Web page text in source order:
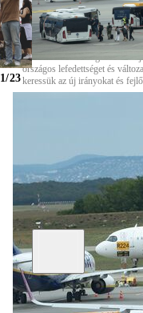
1/23
Portfóliónk minőségi tartalmat
országos lefedettséget és
keressük az új irányokat és